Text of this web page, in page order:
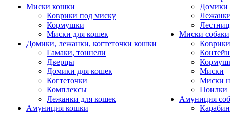
Миски кошки
Коврики под миску
Кормушки
Миски для кошек
Домики, лежанки, когтеточки кошки
Гамаки, тоннели
Дверцы
Домики для кошек
Когтеточки
Комплексы
Лежанки для кошек
Амуниция кошки
Домики
Миски собаки
Миски
Миски
Поилки
Амуниция